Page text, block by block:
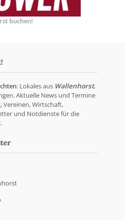
buchen!
: Lokales aus Wallenhorst,
Aktuelle News und Termine
Vereinen, Wirtschaft,
und Notdienste für die